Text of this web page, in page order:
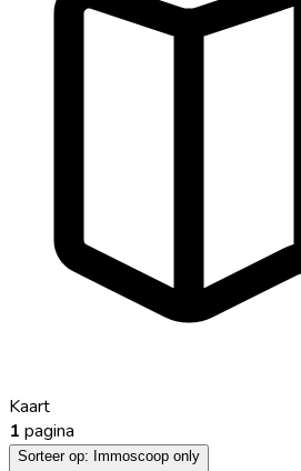
Kaart
1 pagina
Sorteer op: Immoscoop only